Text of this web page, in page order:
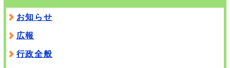
お知らせ
広報
行政全般